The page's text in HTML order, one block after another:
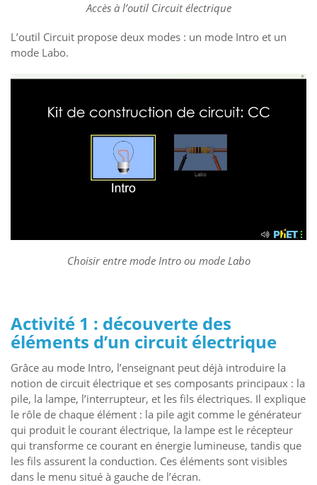
Accès à l’outil Circuit électrique
L’outil Circuit propose deux modes : un mode Intro et un
mode Labo.
Choisir entre mode Intro ou mode Labo
Activité 1 : découverte des
éléments d’un circuit électrique
Grâce au mode Intro, l’enseignant peut déjà introduire la
notion de circuit électrique et ses composants principaux : la
pile, la lampe, l’interrupteur, et les fils électriques. Il explique
le rôle de chaque élément : la pile agit comme le générateur
qui produit le courant électrique, la lampe est le récepteur
qui transforme ce courant en énergie lumineuse, tandis que
les fils assurent la conduction. Ces éléments sont visibles
dans le menu situé à gauche de l’écran.